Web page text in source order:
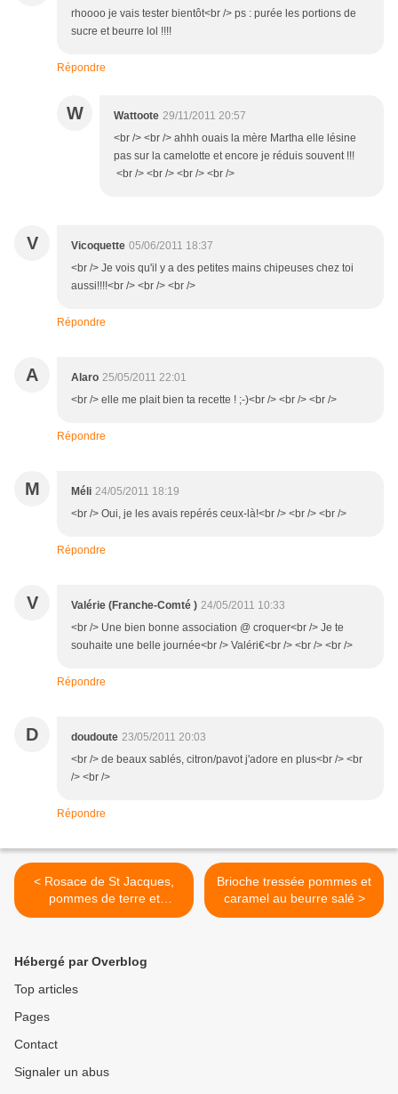
rhoooo je vais tester bientôt<br /> ps : purée les portions de
sucre et beurre lol !!!!
Répondre
W Wattoote 29/11/2011 20:57
<br /> <br /> ahhh ouais la mère Martha elle lésine
pas sur la camelotte et encore je réduis souvent !!!
<br /> <br /> <br /> <br />
V Vicoquette 05/06/2011 18:37
<br /> Je vois qu'il y a des petites mains chipeuses chez toi
aussi!!!!<br /> <br /> <br />
Répondre
A Alaro 25/05/2011 22:01
<br /> elle me plait bien ta recette ! ;-)<br /> <br /> <br />
Répondre
M Méli 24/05/2011 18:19
<br /> Oui, je les avais repérés ceux-là!<br /> <br /> <br />
Répondre
V Valérie (Franche-Comté ) 24/05/2011 10:33
<br /> Une bien bonne association @ croquer<br /> Je te
souhaite une belle journée<br /> Valéri€<br /> <br /> <br />
Répondre
D doudoute 23/05/2011 20:03
<br /> de beaux sablés, citron/pavot j'adore en plus<br /> <br
/> <br />
Répondre
< Rosace de St Jacques,
pommes de terre et
tomates confites
Brioche tressée pommes et
caramel au beurre salé >
Hébergé par Overblog
Top articles
Pages
Contact
Signaler un abus